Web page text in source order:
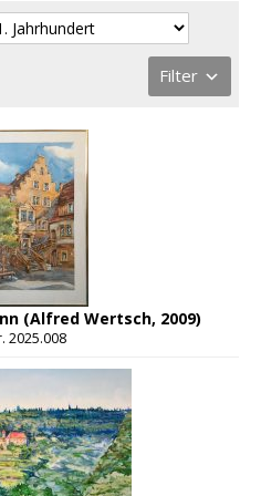
Filter
(Alfred Wertsch, 2009)
2025.008